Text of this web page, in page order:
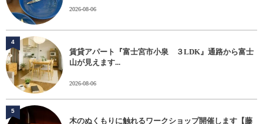
2026-08-06
賃貸アパート『富士宮市小泉 ３LDK』通路から富士
山が見えます...
2026-08-06
4
木のぬくもりに触れるワークショップ開催します【藤
5